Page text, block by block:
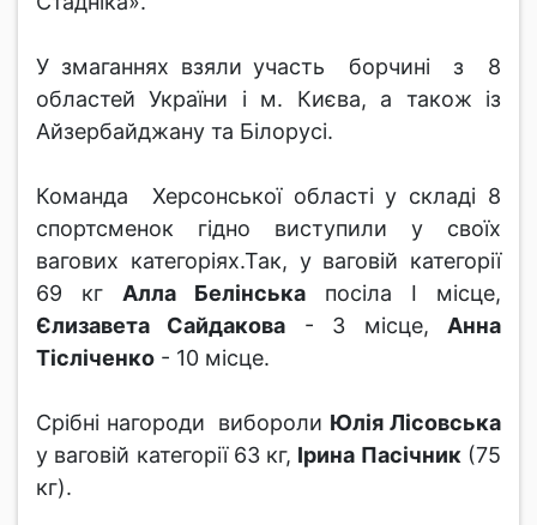
У змаганнях взяли участь борчині з 8
областей України і м. Києва, а також із
Айзербайджану та Білорусі.
Команда Херсонської області у складі 8
спортсменок гідно виступили у своїх
вагових категоріях.Так, у ваговій категорії
69 кг Алла Белінська посіла І місце,
Єлизавета Сайдакова - 3 місце, Анна
Тісліченко - 10 місце.
Срібні нагороди вибороли Юлія Лісовська
у ваговій категорії 63 кг, Ірина Пасічник(75
кг).